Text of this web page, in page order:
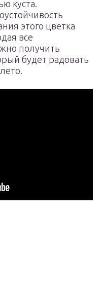
куста.
этого цветка
все
получить
будет радовать